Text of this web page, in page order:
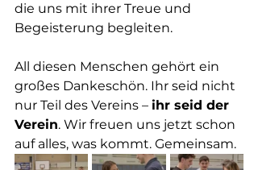
die uns mit ihrer Treue und
Begeisterung begleiten.
All diesen Menschen gehört ein
großes Dankeschön. Ihr seid nicht
nur Teil des Vereins – ihr seid der
Verein. Wir freuen uns jetzt schon
auf alles, was kommt. Gemeinsam.